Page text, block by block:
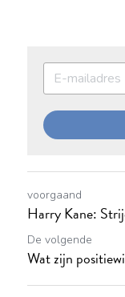
voorgaand
Harry Kane:
De volgende
Wat zijn